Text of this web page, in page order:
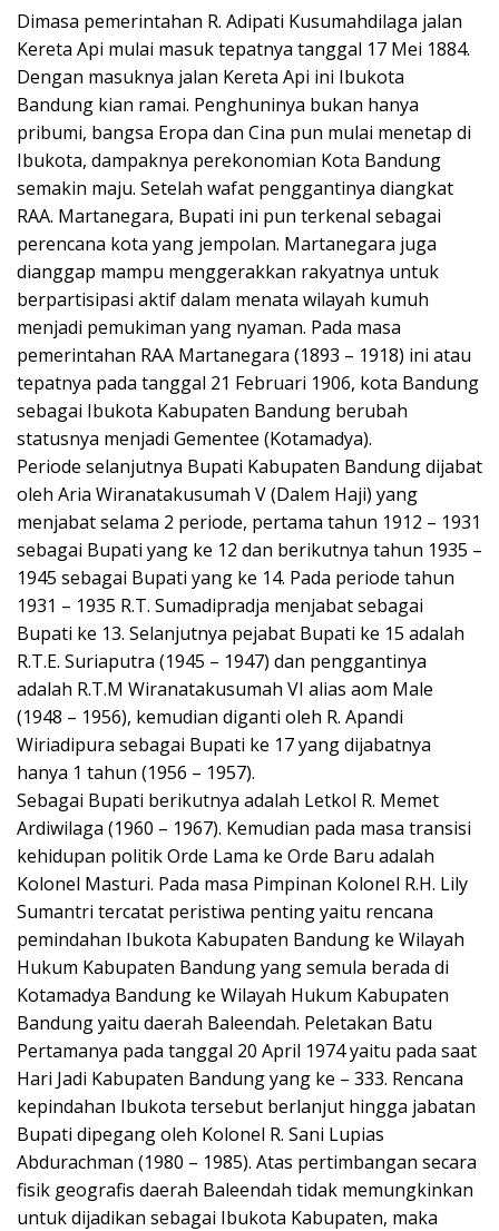
Dimasa pemerintahan R. Adipati Kusumahdilaga jalan
Kereta Api mulai masuk tepatnya tanggal 17 Mei 1884.
Dengan masuknya jalan Kereta Api ini Ibukota
Bandung kian ramai. Penghuninya bukan hanya
pribumi, bangsa Eropa dan Cina pun mulai menetap di
Ibukota, dampaknya perekonomian Kota Bandung
semakin maju. Setelah wafat penggantinya diangkat
RAA. Martanegara, Bupati ini pun terkenal sebagai
perencana kota yang jempolan. Martanegara juga
dianggap mampu menggerakkan rakyatnya untuk
berpartisipasi aktif dalam menata wilayah kumuh
menjadi pemukiman yang nyaman. Pada masa
pemerintahan RAA Martanegara (1893 – 1918) ini atau
tepatnya pada tanggal 21 Februari 1906, kota Bandung
sebagai Ibukota Kabupaten Bandung berubah
statusnya menjadi Gementee (Kotamadya).
Periode selanjutnya Bupati Kabupaten Bandung dijabat
oleh Aria Wiranatakusumah V (Dalem Haji) yang
menjabat selama 2 periode, pertama tahun 1912 – 1931
sebagai Bupati yang ke 12 dan berikutnya tahun 1935 –
1945 sebagai Bupati yang ke 14. Pada periode tahun
1931 – 1935 R.T. Sumadipradja menjabat sebagai
Bupati ke 13. Selanjutnya pejabat Bupati ke 15 adalah
R.T.E. Suriaputra (1945 – 1947) dan penggantinya
adalah R.T.M Wiranatakusumah VI alias aom Male
(1948 – 1956), kemudian diganti oleh R. Apandi
Wiriadipura sebagai Bupati ke 17 yang dijabatnya
hanya 1 tahun (1956 – 1957).
Sebagai Bupati berikutnya adalah Letkol R. Memet
Ardiwilaga (1960 – 1967). Kemudian pada masa transisi
kehidupan politik Orde Lama ke Orde Baru adalah
Kolonel Masturi. Pada masa Pimpinan Kolonel R.H. Lily
Sumantri tercatat peristiwa penting yaitu rencana
pemindahan Ibukota Kabupaten Bandung ke Wilayah
Hukum Kabupaten Bandung yang semula berada di
Kotamadya Bandung ke Wilayah Hukum Kabupaten
Bandung yaitu daerah Baleendah. Peletakan Batu
Pertamanya pada tanggal 20 April 1974 yaitu pada saat
Hari Jadi Kabupaten Bandung yang ke – 333. Rencana
kepindahan Ibukota tersebut berlanjut hingga jabatan
Bupati dipegang oleh Kolonel R. Sani Lupias
Abdurachman (1980 – 1985). Atas pertimbangan secara
fisik geografis daerah Baleendah tidak memungkinkan
untuk dijadikan sebagai Ibukota Kabupaten, maka